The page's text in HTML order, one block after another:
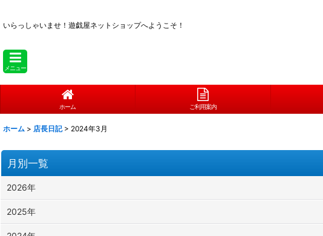
いらっしゃいませ！ 遊戯屋ネットショップへようこそ！
メニュー
ホーム ご利用案内
ホーム > 店長日記 > 2024年3月
月別一覧
2026年
2025年